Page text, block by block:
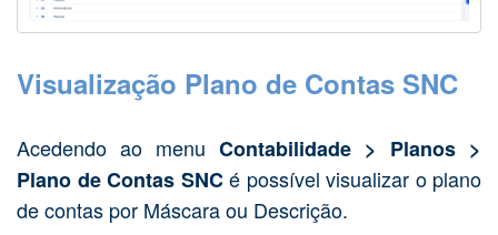
Visualização Plano de Contas SNC
Acedendo ao menu Contabilidade > Planos >
Plano de Contas SNCé possível visualizar o plano
de contas por Máscara ou Descrição.